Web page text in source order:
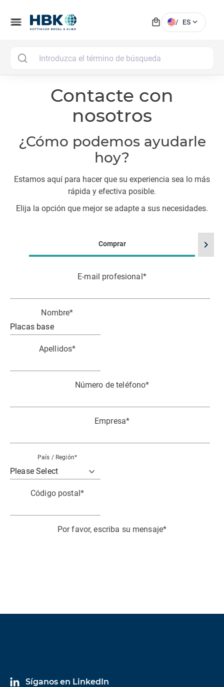
menu local_mall / ES expand_more
Contacte con
nosotros
¿Cómo podemos ayudarle
hoy?
Estamos aquí para hacer que su experiencia sea lo más
rápida y efectiva posible.
Elija la opción que mejor se adapte a sus necesidades.
Comprar
E-mail profesional*
Nombre*
Apellidos*
Número de teléfono*
Empresa*
País / Región*
Código postal*
Por favor, escriba su mensaje*
Reconozco y acepto el tratamiento de mis datos
chevron_right
Síganos en LinkedIn